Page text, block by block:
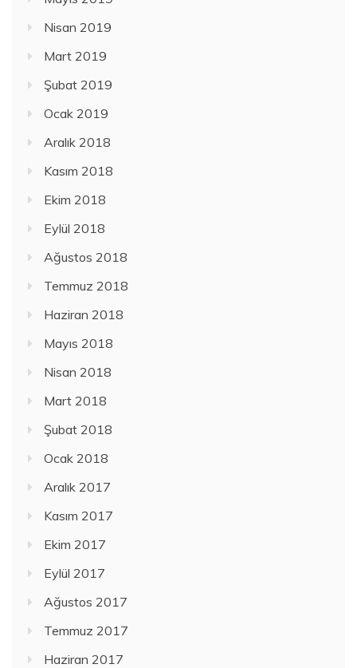
Nisan 2019
Mart 2019
Şubat 2019
Ocak 2019
Aralık 2018
Kasım 2018
Ekim 2018
Eylül 2018
Ağustos 2018
Temmuz 2018
Haziran 2018
Mayıs 2018
Nisan 2018
Mart 2018
Şubat 2018
Ocak 2018
Aralık 2017
Kasım 2017
Ekim 2017
Eylül 2017
Ağustos 2017
Temmuz 2017
Haziran 2017